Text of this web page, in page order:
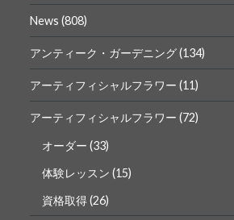
ー
ル
を
Facebook
で
表
示
ー
ル
を
Instagram
で
表
示
News (808)
アンティーク・ガーデニング(134)
アーティフィシャルフラワー (11)
アーティフィシャルフラワー (72)
オーダー (33)
体験レッスン (15)
資格取得(26)